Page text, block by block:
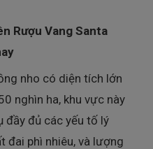
Rượu Vang Santa
nho có diện tích lớn
nghìn ha, khu vực này
đầy đủ các yếu tố lý
đai phì nhiêu, và lượng